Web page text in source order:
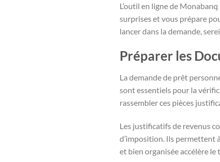
L’outil en ligne de
surprises et vous prépare
lancer dans la demande,
Préparer les
La demande de prêt
sont essentiels pour la
rassembler ces pièces
Les justificatifs de revenus
d’imposition. Ils permettent
et bien organisée accélère